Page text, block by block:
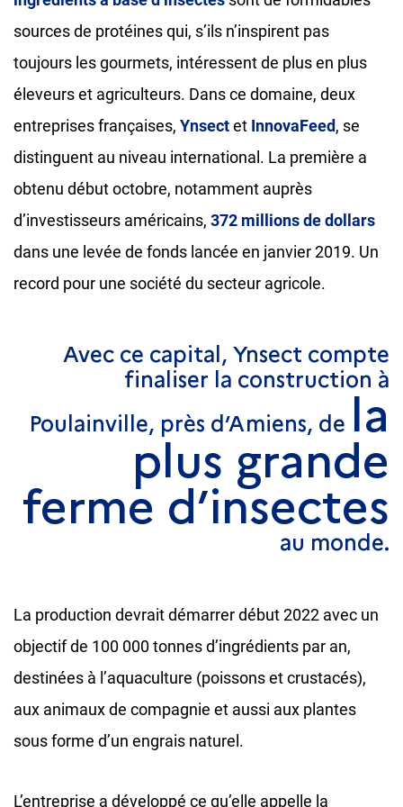
sources de protéines qui, s’ils n’inspirent pas
toujours les gourmets, intéressent de plus en plus
éleveurs et agriculteurs. Dans ce domaine, deux
entreprises françaises, Ynsectet InnovaFeed, se
distinguent au niveau international. La première a
obtenu début octobre, notamment auprès
d’investisseurs américains, 372 millions de dollars
dans une levée de fonds lancée en janvier 2019. Un
record pour une société du secteur agricole.
Avec ce capital, Ynsect compte
finaliser la construction à
Poulainville, près d’Amiens, de la
plus grande
ferme d’insectes
au monde.
La production devrait démarrer début 2022 avec un
objectif de 100 000 tonnes d’ingrédients par an,
destinées à l’aquaculture (poissons et crustacés),
aux animaux de compagnie et aussi aux plantes
sous forme d’un engrais naturel.
L’entreprise a développé ce qu’elle appelle la